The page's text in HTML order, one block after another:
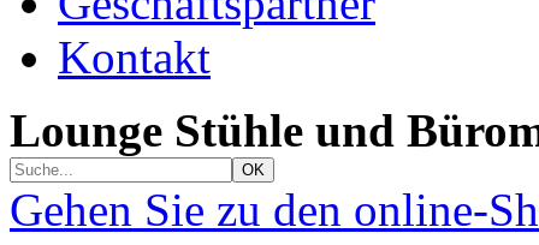
Kontakt
Lounge Stühle und
Gehen Sie zu den online-